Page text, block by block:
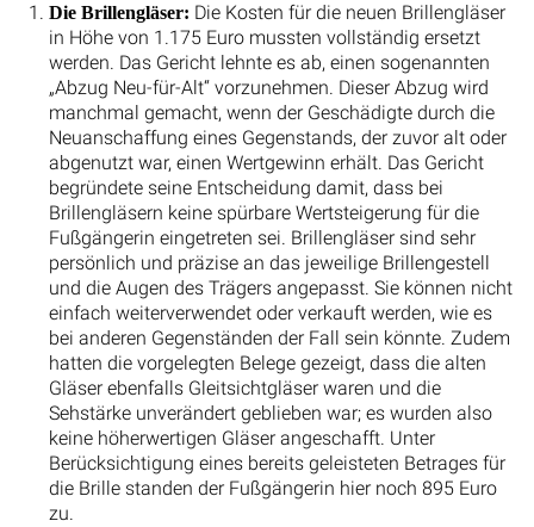
Die Brillengläser: Die Kosten für die neuen Brillengläser
in Höhe von 1.175 Euro mussten vollständig ersetzt
werden. Das Gericht lehnte es ab, einen sogenannten
„Abzug Neu-für-Alt“ vorzunehmen. Dieser Abzug wird
manchmal gemacht, wenn der Geschädigte durch die
Neuanschaffung eines Gegenstands, der zuvor alt oder
abgenutzt war, einen Wertgewinn erhält. Das Gericht
begründete seine Entscheidung damit, dass bei
Brillengläsern keine spürbare Wertsteigerung für die
Fußgängerin eingetreten sei. Brillengläser sind sehr
persönlich und präzise an das jeweilige Brillengestell
und die Augen des Trägers angepasst. Sie können nicht
einfach weiterverwendet oder verkauft werden, wie es
bei anderen Gegenständen der Fall sein könnte. Zudem
hatten die vorgelegten Belege gezeigt, dass die alten
Gläser ebenfalls Gleitsichtgläser waren und die
Sehstärke unverändert geblieben war; es wurden also
keine höherwertigen Gläser angeschafft. Unter
Berücksichtigung eines bereits geleisteten Betrages für
die Brille standen der Fußgängerin hier noch 895 Euro
zu.